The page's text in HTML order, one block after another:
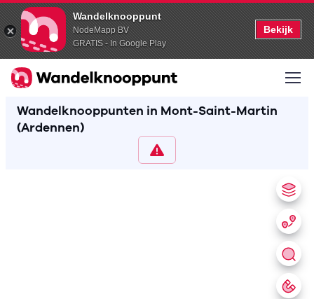
Wandelknooppunt
NodeMapp BV
GRATIS - In Google Play
Bekijk
Wandelknooppunten in Mont-Saint-Martin
(Ardennen)